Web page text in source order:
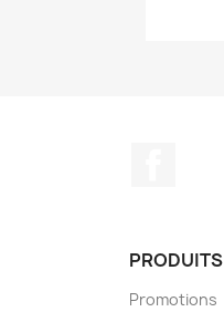
PRODUITS
Promotions